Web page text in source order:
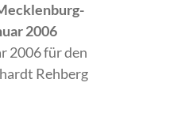
2006
2006 für den
Rehberg